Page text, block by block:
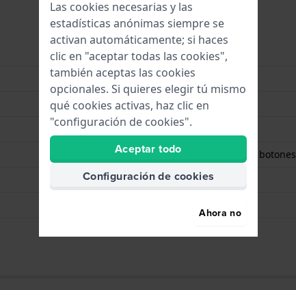
Acero inoxidable
20 mm
20 mm
Bicolor
Cierre de mariposa con botones
Plateado
Las cookies necesarias y las
estadísticas anónimas siempre se
activan automáticamente; si haces
clic en "aceptar todas las cookies",
también aceptas las cookies
opcionales. Si quieres elegir tú mismo
qué cookies activas, haz clic en
"configuración de cookies".
Aceptar todo
Configuración de cookies
Ahora no